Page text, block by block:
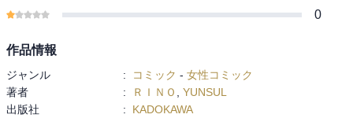
0
作品情報
ジャンル : コミック - 女性コミック
著者
: ＲＩＮＯ
YUNSUL
出版社
:
KADOKAWA